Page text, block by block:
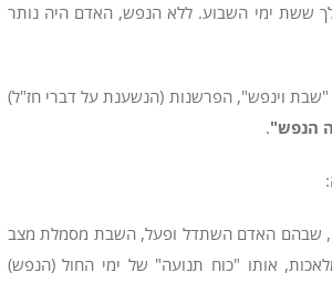
ששת ימי השבוע. ללא הנפש, האדם היה נותר
וינפש", הפרשנות (הנשענת על דברי חז"ל)
הנפש"
.
שבהם האדם השתדל ופעל, השבת מסמלת מצב
אותו "כוח תנועה" של ימי החול (הנפש)